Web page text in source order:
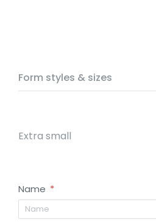
Form styles & sizes
Extra small
Name